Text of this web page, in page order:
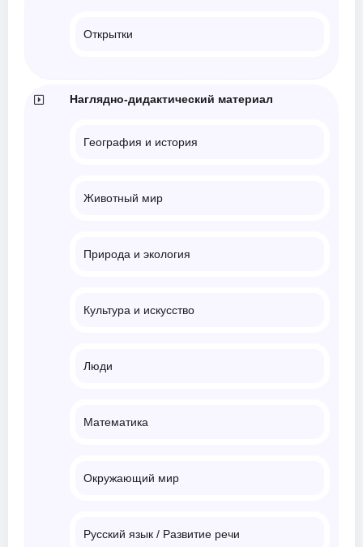
Открытки
Наглядно-дидактический материал
География и история
Животный мир
Природа и экология
Культура и искусство
Люди
Математика
Окружающий мир
Русский язык / Развитие речи